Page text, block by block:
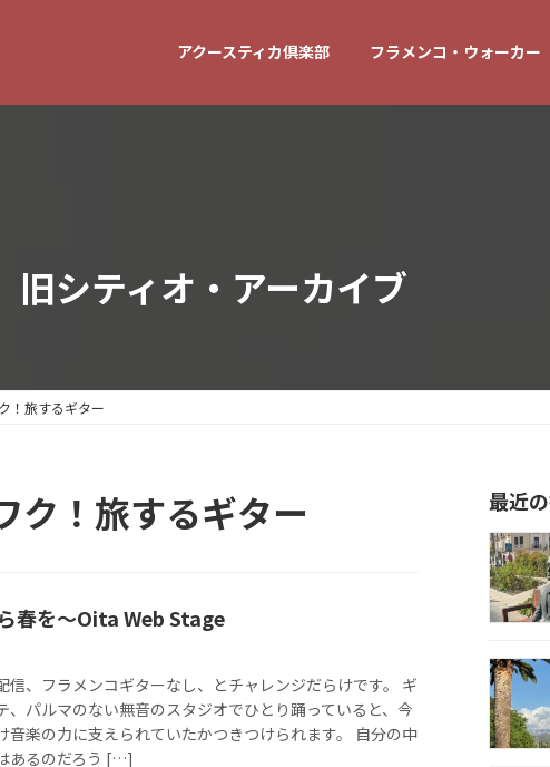
アクースティカ倶楽部 フラメンコ・ウォーカー
旧シティオ・アーカイブ
！旅するギター
ク！旅するギター
春を～Oita Web Stage
信、フラメンコギターなし、とチャレンジだらけです。 ギ
、パルマのない無音のスタジオでひとり踊っていると、今
音楽の力に支えられていたかつきつけられます。 自分の中
あるのだろう […]
最近